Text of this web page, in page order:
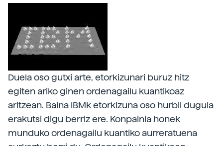
Duela oso gutxi arte, etorkizunari buruz hitz
egiten ariko ginen ordenagailu kuantikoaz
aritzean. Baina IBMk etorkizuna oso hurbil dugula
erakutsi digu berriz ere. Konpainia honek
munduko ordenagailu kuantiko aurreratuena